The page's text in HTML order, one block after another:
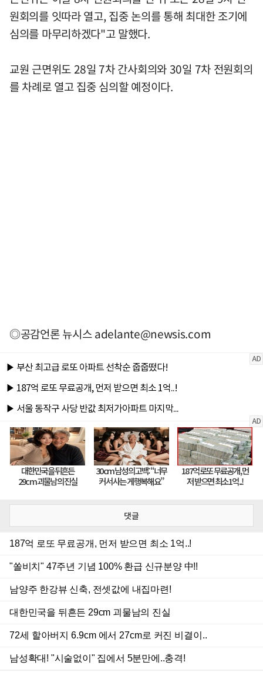
원회의를 잇따라 열고, 집중 논의를 통해 최대한 조기에
심의를 마무리하겠다"고 말했다.
교원 근면위도 28일 7차 간사회의와 30일 7차 전원회의
를 차례로 열고 집중 심의할 예정이다.
◎공감언론 뉴시스adelante@newsis.com
댓글